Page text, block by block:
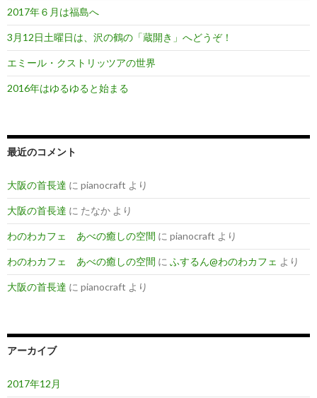
2017年６月は福島へ
3月12日土曜日は、沢の鶴の「蔵開き」へどうぞ！
エミール・クストリッツアの世界
2016年はゆるゆると始まる
最近のコメント
大阪の首長達 に pianocraft より
大阪の首長達 に たなか より
わのわカフェ あべの癒しの空間 に pianocraft より
わのわカフェ あべの癒しの空間 に ふするん@わのわカフェ より
大阪の首長達 に pianocraft より
アーカイブ
2017年12月